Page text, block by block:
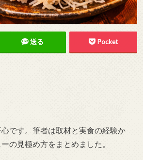
送る Pocket
です。筆者は取材と実食の経験か
の見極め方をまとめました。